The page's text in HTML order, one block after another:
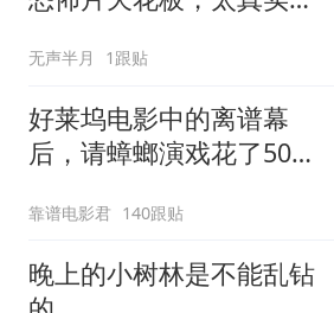
无声半月 1跟贴
好莱坞电影中的离谱幕
后，请蟑螂演戏花了50万
靠谱电影君 140跟贴
晚上的小树林是不能乱钻